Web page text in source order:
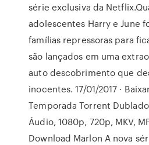
série exclusiva da
adolescentes Harry e June
famílias repressoras para
são lançados em uma
auto descobrimento que
inocentes. 17/01/2017 ·
Temporada Torrent
Áudio, 1080p, 720p, MKV,
Download Marlon A nova